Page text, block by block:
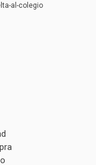
al-colegio